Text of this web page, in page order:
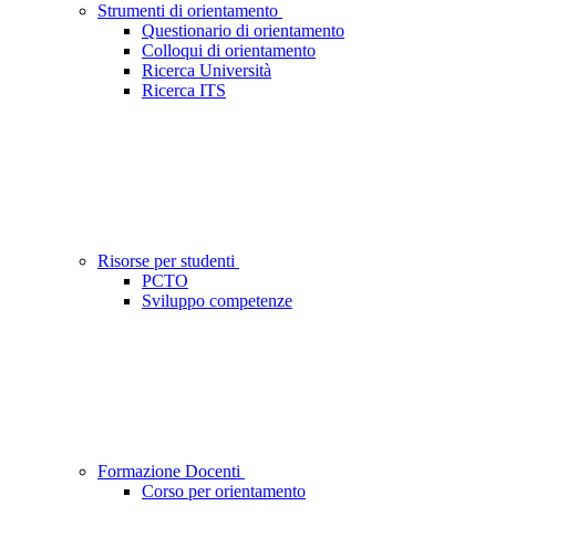
Strumenti di orientamento
Questionario di orientamento
Colloqui di orientamento
Ricerca Università
Ricerca ITS
Risorse per studenti
PCTO
Sviluppo competenze
Formazione Docenti
Corso per orientamento